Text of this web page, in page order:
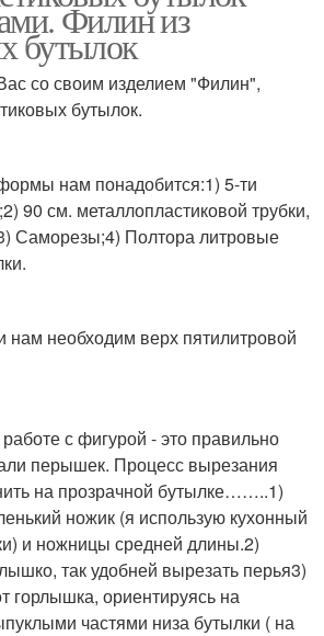
Филин из
бутылок
со своим изделием "Филин",
бутылок.
нам понадобится:1) 5-ти
90 см. металлопластиковой трубки,
Саморезы;4) Полтора литровые
необходим верх пятилитровой
с фигурой - это правильно
перышек. Процесс вырезания
на прозрачной бутылке……..1)
ножик (я использую кухонный
и ножницы средней длины.2)
так удобней вырезать перья3)
горлышка, ориентируясь на
частями низа бутылки ( на